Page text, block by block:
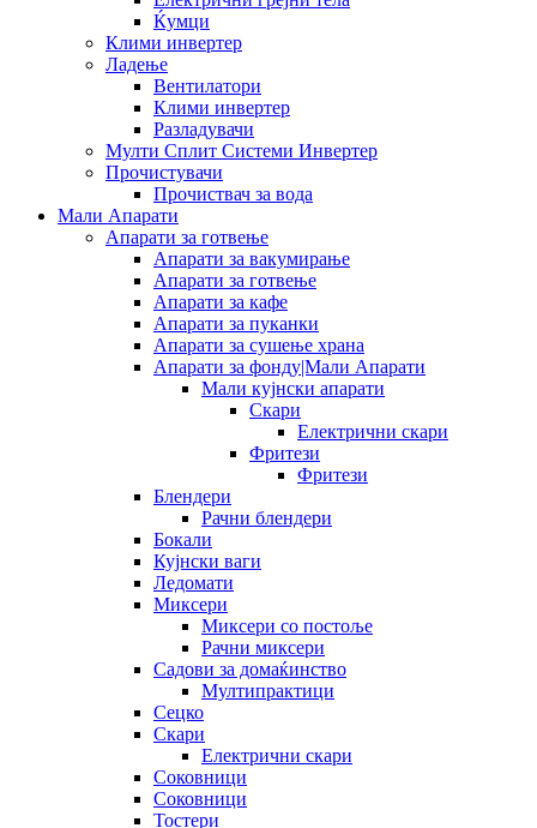
Ќумци
Клими инвертер
Ладење
Вентилатори
Клими инвертер
Разладувачи
Мулти Сплит Системи Инвертер
Прочистувачи
Прочиствач за вода
Мали Апарати
Апарати за готвење
Апарати за вакумирање
Апарати за готвење
Апарати за кафе
Апарати за пуканки
Апарати за сушење храна
Апарати за фонду|Мали Апарати
Мали кујнски апарати
Скари
Електрични скари
Фритези
Фритези
Блендери
Рачни блендери
Бокали
Кујнски ваги
Ледомати
Миксери
Миксери со постоље
Рачни миксери
Садови за домаќинство
Мултипрактици
Сецко
Скари
Електрични скари
Соковници
Соковници
Тостери